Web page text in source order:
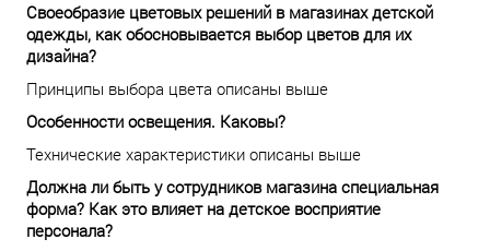
Своеобразие цветовых решений в магазинах детской
одежды, как обосновывается выбор цветов для их
дизайна?
Принципы выбора цвета описаны выше
Особенности освещения. Каковы?
Технические характеристики описаны выше
Должна ли быть у сотрудников магазина специальная
форма? Как это влияет на детское восприятие
персонала?